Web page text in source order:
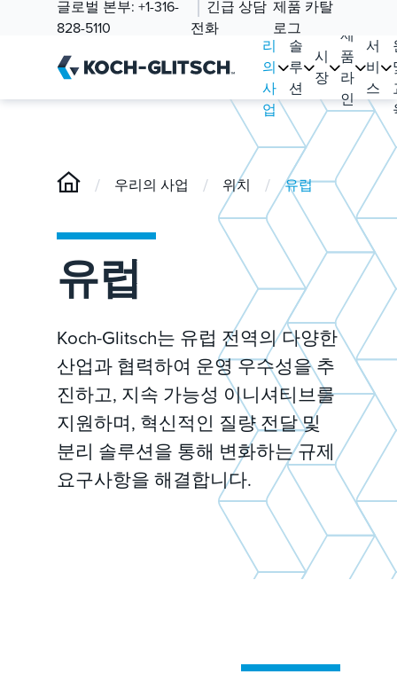
글로벌 본부: +1-316-
828-5110
긴급 상담
전화
제품 카탈
로그
우
리
의
사
업
솔
루
션
시
장
제
품
라
인
서
비
스
/ 우리의 사업 / 위치 / 유럽
유럽
Koch-Glitsch는 유럽 전역의 다양한
산업과 협력하여 운영 우수성을 추
진하고, 지속 가능성 이니셔티브를
지원하며, 혁신적인 질량 전달 및
분리 솔루션을 통해 변화하는 규제
요구사항을 해결합니다.